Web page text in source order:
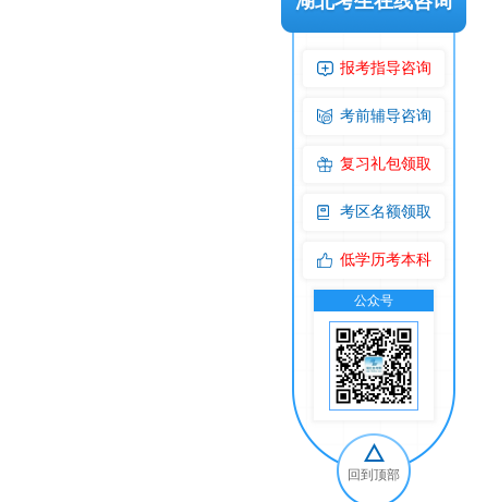
报考指导咨询
考前辅导咨询
复习礼包领取
考区名额领取
低学历考本科
公众号
回到顶部